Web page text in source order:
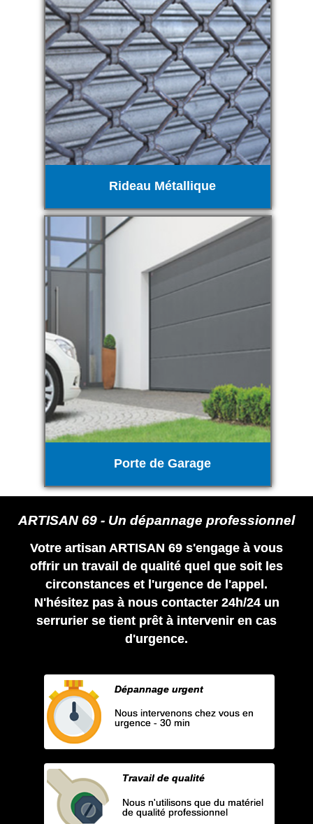
Rideau Métallique
Porte de Garage
ARTISAN 69 - Un dépannage professionnel
Votre artisan ARTISAN 69 s'engage à vous
offrir un travail de qualité quel que soit les
circonstances et l'urgence de l'appel.
N'hésitez pas à nous contacter 24h/24 un
serrurier se tient prêt à intervenir en cas
d'urgence.
Dépannage urgent
Nous intervenons chez vous en
urgence - 30 min
Travail de qualité
Nous n'utilisons que du matériel
de qualité professionnel